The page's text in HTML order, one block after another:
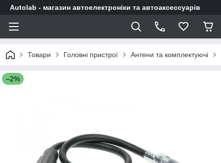
Autolab - магазин автоелектроніки та автоаксессуарів
Товари Головні пристрої Антени та комплектуючі
–2%